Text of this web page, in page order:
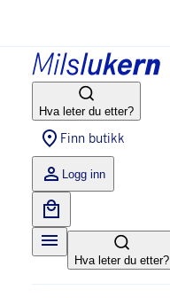
Hva leter du etter?
Finn butikk
Logg inn
Hva leter du etter?